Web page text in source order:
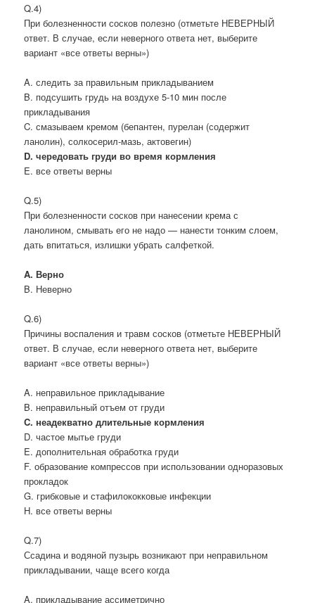
Q.4)
При болезненности сосков полезно (отметьте НЕВЕРНЫЙ
ответ. В случае, если неверного ответа нет, выберите
вариант «все ответы верны»)
A. следить за правильным прикладыванием
B. подсушить грудь на воздухе 5-10 мин после
прикладывания
C. смазываем кремом (бепантен, пурелан (содержит
ланолин), солкосерил-мазь, актовегин)
D. чередовать груди во время кормления
E. все ответы верны
Q.5)
При болезненности сосков при нанесении крема с
ланолином, смывать его не надо — нанести тонким слоем,
дать впитаться, излишки убрать салфеткой.
A. Верно
B. Неверно
Q.6)
Причины воспаления и травм сосков (отметьте НЕВЕРНЫЙ
ответ. В случае, если неверного ответа нет, выберите
вариант «все ответы верны»)
A. неправильное прикладывание
B. неправильный отъем от груди
C. неадекватно длительные кормления
D. частое мытье груди
E. дополнительная обработка груди
F. образование компрессов при использовании одноразовых
прокладок
G. грибковые и стафилококковые инфекции
H. все ответы верны
Q.7)
Ссадина и водяной пузырь возникают при неправильном
прикладывании, чаще всего когда
A. прикладывание ассиметрично